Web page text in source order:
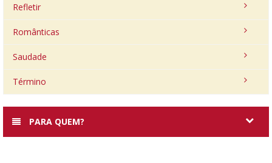
Refletir
Românticas
Saudade
Término
PARA QUEM?